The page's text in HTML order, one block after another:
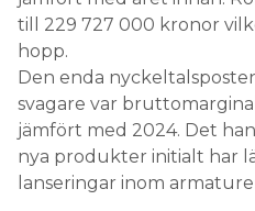
till 229 727 000 kronor
hopp.
Den enda
svagare var
jämfört med 2024. Det
nya produkter initialt har
lanseringar inom